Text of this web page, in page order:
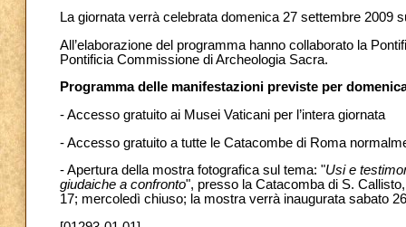
La giornata verrà celebrata domenica 27 settembre 2009
All’elaborazione del programma hanno collaborato la
Pontificia Commissione di Archeologia Sacra.
Programma delle manifestazioni previste per
- Accesso gratuito ai Musei Vaticani per l’intera giornata
- Accesso gratuito a tutte le Catacombe di Roma
- Apertura della mostra fotografica sul tema: "Usi e
giudaiche a confronto", presso la Catacomba di S.
17; mercoledì chiuso; la mostra verrà inaugurata sabato